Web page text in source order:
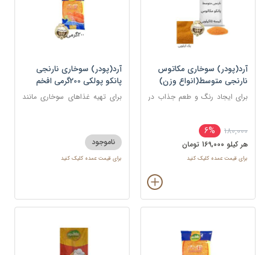
آرد(پودر) سوخاری مکاتوس
نارنجی متوسط(انواع وزن)
برای ایجاد رنگ و طعم جذاب در
استفاده می شود.
180,000
6%
هر کيلو 169,000 تومان
برای قیمت عمده کلیک کنید
آرد(پودر) سوخاری نارنجی
پانکو پولکی 200گرمی افخم
برای تهیه غذاهای سوخاری مانند
ناموجود
برای قیمت عمده کلیک کنید